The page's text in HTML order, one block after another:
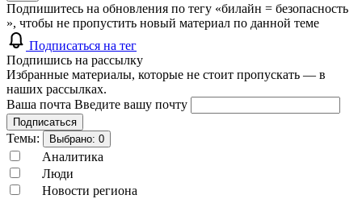
Подпишитесь на обновления по тегу «билайн = безопасность
», чтобы не пропустить новый материал по данной теме
Подписаться на тег
Подпишись на рассылку
Избранные материалы, которые не стоит пропускать — в
наших рассылках.
Ваша почта Введите вашу почту
Подписаться
Темы: Выбрано: 0
Аналитика
Люди
Новости региона